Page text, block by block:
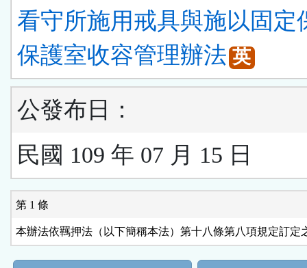
看守所施用戒具與施以固定
保護室收容管理辦法 英
公發布日：
民國 109 年 07 月 15 日
第 1 條
本辦法依羈押法（以下簡稱本法）第十八條第八項規定訂定